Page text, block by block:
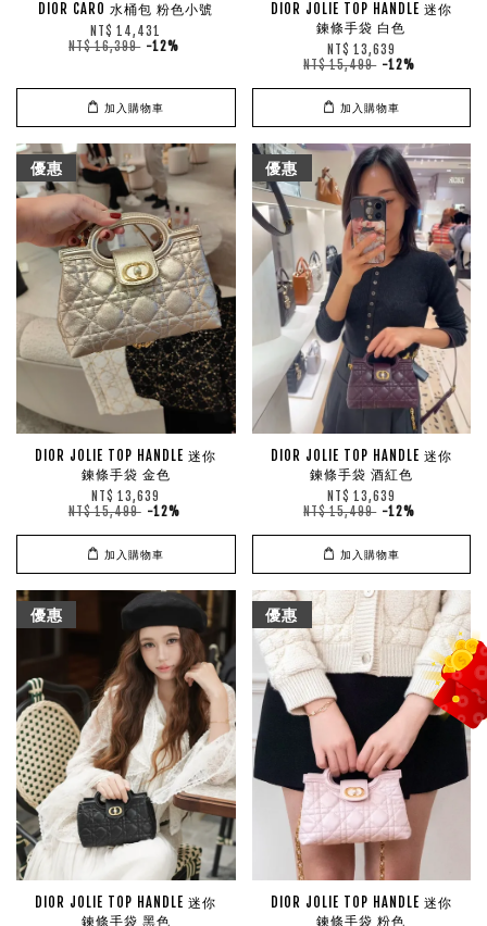
DIOR CARO 水桶包 粉色小號
NT$ 14,431
NT$ 16,399 -12%
加入購物車
DIOR JOLIE TOP HANDLE 迷你
鍊條手袋 白色
NT$ 13,639
NT$ 15,499 -12%
加入購物車
優惠
DIOR JOLIE TOP HANDLE 迷你
鍊條手袋 金色
NT$ 13,639
NT$ 15,499 -12%
加入購物車
優惠
DIOR JOLIE TOP HANDLE 迷你
鍊條手袋 酒紅色
NT$ 13,639
NT$ 15,499 -12%
加入購物車
優惠
DIOR JOLIE TOP HANDLE 迷你
鍊條手袋 黑色
優惠
DIOR JOLIE TOP HANDLE 迷你
鍊條手袋 粉色